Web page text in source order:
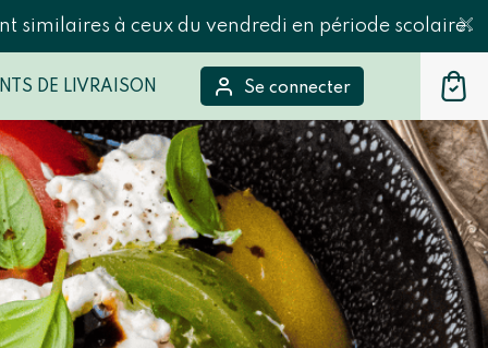
similaires à ceux du vendredi en période scolaire.
DE LIVRAISON Se connecter